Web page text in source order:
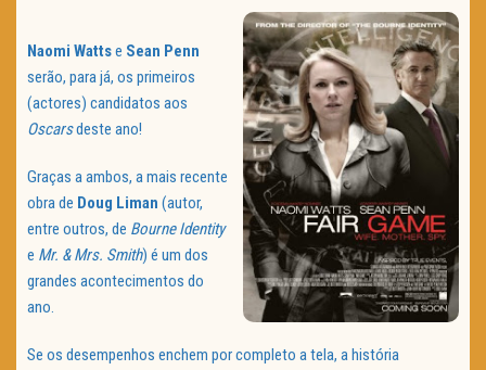
Política de Privacidade
Naomi Wattse Sean Penn
serão, para já, os primeiros
(actores) candidatos aos
Oscarsdeste ano!
Graças a ambos, a mais recente
obra de Doug Liman (autor,
entre outros, de Bourne Identity
e Mr. & Mrs. Smith) é um dos
grandes acontecimentos do
ano.
Se os desempenhos enchem por completo a tela, a história